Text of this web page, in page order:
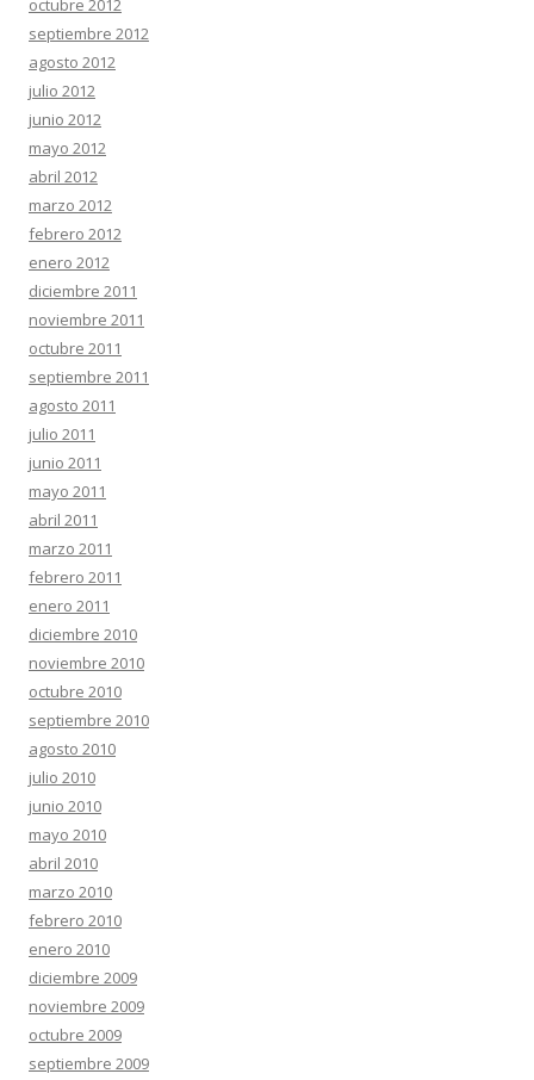
octubre 2012
septiembre 2012
agosto 2012
julio 2012
junio 2012
mayo 2012
abril 2012
marzo 2012
febrero 2012
enero 2012
diciembre 2011
noviembre 2011
octubre 2011
septiembre 2011
agosto 2011
julio 2011
junio 2011
mayo 2011
abril 2011
marzo 2011
febrero 2011
enero 2011
diciembre 2010
noviembre 2010
octubre 2010
septiembre 2010
agosto 2010
julio 2010
junio 2010
mayo 2010
abril 2010
marzo 2010
febrero 2010
enero 2010
diciembre 2009
noviembre 2009
octubre 2009
septiembre 2009